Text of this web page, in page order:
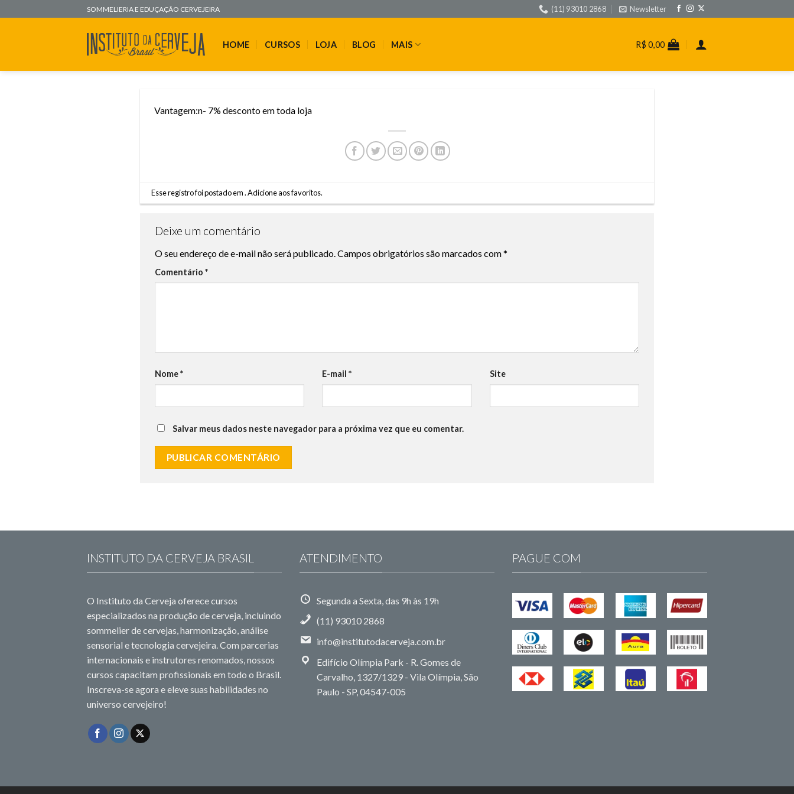
to
SOMMELIERIA E EDUÇAÇÃO CERVEJEIRA (11) 93010 2868 Newsletter
HOME CURSOS LOJA BLOG MAIS R$ 0,00
Vantagem:n- 7% desconto em toda loja
Esse registro foi postado em .Adicione aos favoritos.
Deixe um comentário
O seu endereço de e-mail não será publicado. Campos obrigatórios são marcados com*
Comentário *
Nome* E-mail* Site
Salvar meus dados neste navegador para a próxima vez que eu comentar.
INSTITUTO DA CERVEJA BRASIL
O Instituto da Cerveja oferece cursos
especializados na produção de cerveja, incluindo
sommelier de cervejas, harmonização, análise
sensorial e tecnologia cervejeira. Com parcerias
internacionais e instrutores renomados, nossos
cursos capacitam profissionais em todo o Brasil.
Inscreva-se agora e eleve suas habilidades no
universo cervejeiro!
ATENDIMENTO
Segunda a Sexta, das 9h às 19h
(11) 93010 2868
info@institutodacerveja.com.br
Edifício Olímpia Park - R. Gomes de
Carvalho, 1327/1329 - Vila Olímpia, São
Paulo - SP, 04547-005
PAGUE COM